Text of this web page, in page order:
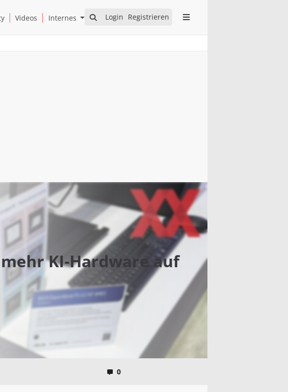
Login Registrieren
Submenu
Videos Internes Open Internes Submenu
KI-Hardware auf
0